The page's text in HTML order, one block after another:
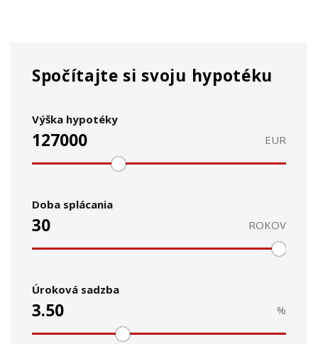
Spočítajte si svoju hypotéku
Výška hypotéky
EUR
Doba splácania
ROKOV
Úroková sadzba
%